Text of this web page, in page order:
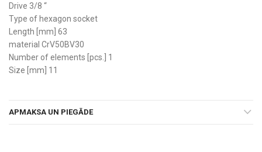
Drive 3/8 “
Type of hexagon socket
Length [mm] 63
material CrV50BV30
Number of elements [pcs.] 1
Size [mm] 11
APMAKSA UN PIEGĀDE